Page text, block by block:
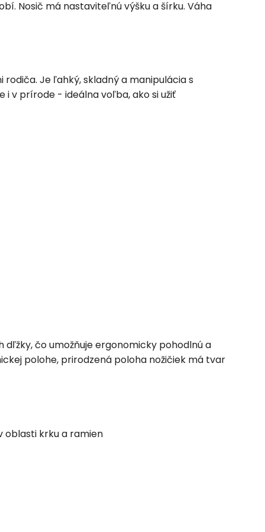
Joni
Nosič má nastaviteľnú výšku a šírku. Váha
Je ľahký, skladný a manipulácia s
i v prírode - ideálna voľba, ako si užiť
čo umožňuje ergonomicky pohodlnú a
polohe, prirodzená poloha nožičiek má tvar
oblasti krku a ramien